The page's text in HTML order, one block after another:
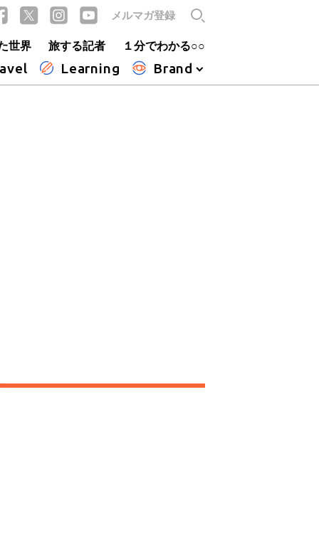
世界 旅する記者 １分でわかる○○
Learning Brand
メルマガ登録